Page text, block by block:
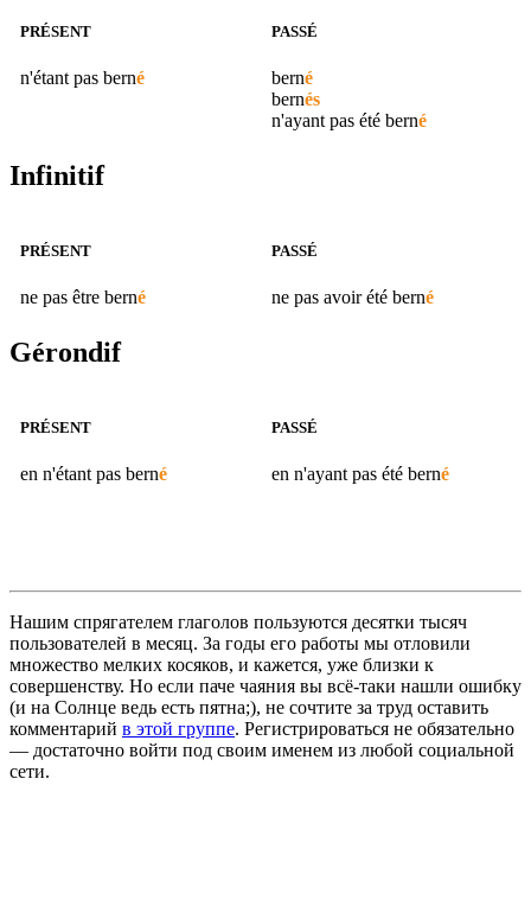
PRÉSENT
n'étant pas berné
PASSÉ
berné
bernés
n'ayant pas été berné
Infinitif
PRÉSENT
ne pas être berné
PASSÉ
ne pas avoir été berné
Gérondif
PRÉSENT
en n'étant pas berné
PASSÉ
en n'ayant pas été berné
Нашим спрягателем глаголов пользуются десятки тысяч
пользователей в месяц. За годы его работы мы отловили
множество мелких косяков, и кажется, уже близки к
совершенству. Но если паче чаяния вы всё-таки нашли ошибку
(и на Солнце ведь есть пятна;), не сочтите за труд оставить
комментарий в этой группе. Регистрироваться не обязательно
— достаточно войти под своим именем из любой социальной
сети.